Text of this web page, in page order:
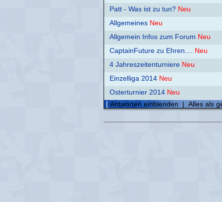
Patt - Was ist zu tun? Neu
Allgemeines Neu
Allgemein Infos zum Forum Neu
CaptainFuture zu Ehren.... Neu
4 Jahreszeitenturniere Neu
Einzelliga 2014 Neu
Osterturnier 2014 Neu
[ Antworten einblenden | Alles als